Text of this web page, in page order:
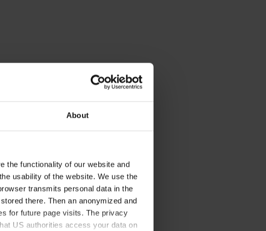
About
the functionality of our website and
usability of the website. We use the
transmits personal data in the
there. Then an anonymized and
for future page visits. The privacy
US authorities access your data on